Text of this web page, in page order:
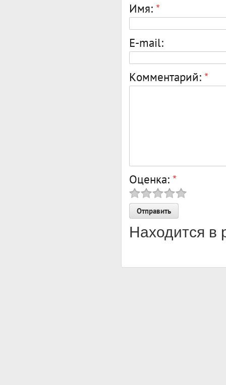
Имя: *
E-mail:
Комментарий: *
Оценка: *
Находится в